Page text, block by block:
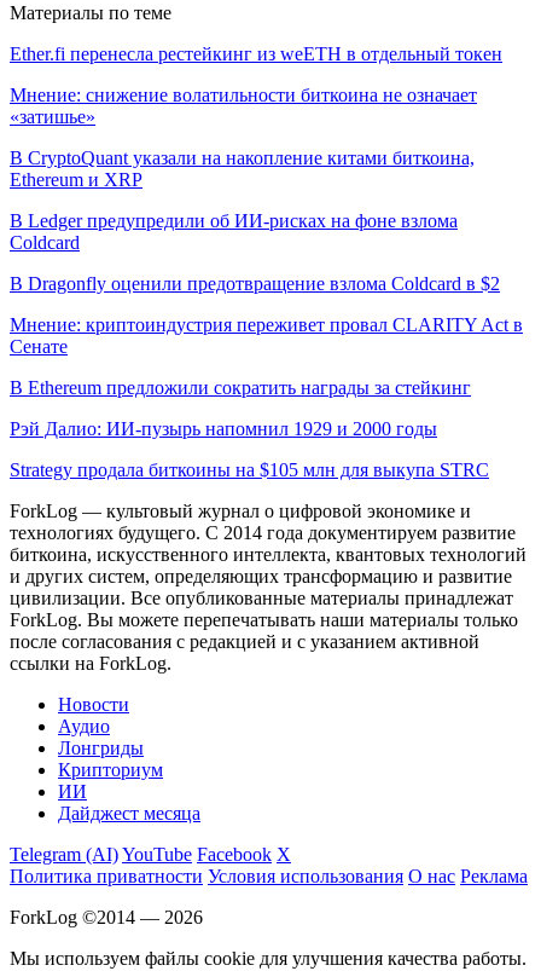
Материалы по теме
Ether.fi перенесла рестейкинг из weETH в отдельный токен
Мнение: снижение волатильности биткоина не означает
«затишье»
В CryptoQuant указали на накопление китами биткоина,
Ethereum и XRP
В Ledger предупредили об ИИ-рисках на фоне взлома
Coldcard
В Dragonfly оценили предотвращение взлома Coldcard в $2
Мнение: криптоиндустрия переживет провал CLARITY Act в
Сенате
В Ethereum предложили сократить награды за стейкинг
Рэй Далио: ИИ-пузырь напомнил 1929 и 2000 годы
Strategy продала биткоины на $105 млн для выкупа STRC
ForkLog — культовый журнал о цифровой экономике и
технологиях будущего. С 2014 года документируем развитие
биткоина, искусственного интеллекта, квантовых технологий
и других систем, определяющих трансформацию и развитие
цивилизации. Все опубликованные материалы принадлежат
ForkLog. Вы можете перепечатывать наши материалы только
после согласования с редакцией и с указанием активной
ссылки на ForkLog.
Новости
Аудио
Лонгриды
Крипториум
ИИ
Дайджест месяца
Telegram (AI)YouTube Facebook X
Политика приватности Условия использования О нас Реклама
ForkLog ©2014 — 2026
Мы используем файлы cookie для улучшения качества работы.